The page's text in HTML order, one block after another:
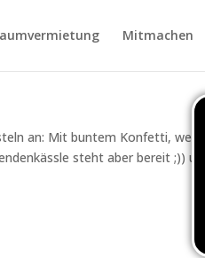
Mitmachen
an: Mit buntem Konfetti,
steht aber bereit ;))